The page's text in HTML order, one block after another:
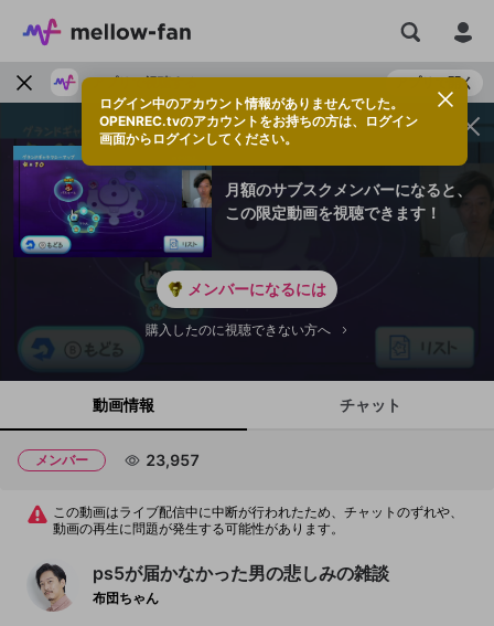
アプリで視聴する アプリで開く
月額のサブスクメンバーになると、
この限定動画を視聴できます！
メンバーになるには
購入したのに視聴できない方へ
動画情報 チャット
メンバー 23,957
この動画はライブ配信中に中断が行われたため、チャットのずれや、
動画の再生に問題が発生する可能性があります。
ps5が届かなかった男の悲しみの雑談
布団ちゃん
ログイン中のアカウント情報がありませんでした。
OPENREC.tvのアカウントをお持ちの方は、ログイン
画面からログインしてください。